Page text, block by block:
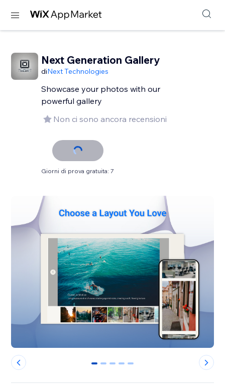
Next Generation Gallery
diNext Technologies
Showcase your photos with our
powerful gallery
Non ci sono ancora recensioni
Giorni di prova gratuita: 7
0 1 2 3 4